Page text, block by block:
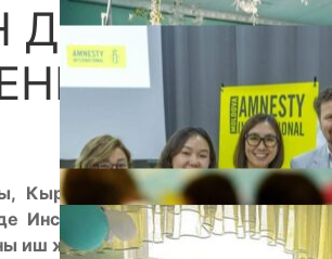
ДИЗАЙН ОЙ
Кыргызстандагы 100 пилоттук
багытталган дизайн ой
иш жүзүнө ашырды. .